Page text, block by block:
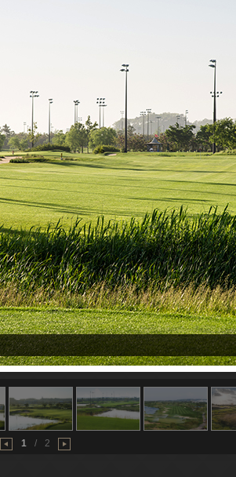
1 / 2